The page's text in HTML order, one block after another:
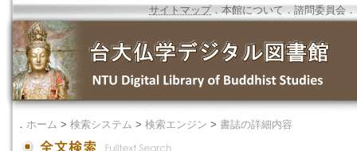
サイトマップ．本館について ． 諮問委員会 ．
． ホーム > 検索システム > 検索エンジン > 書誌の詳細内容